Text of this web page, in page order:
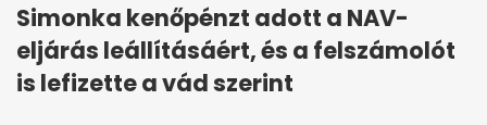
Simonka kenőpénzt adott a NAV-
eljárás leállításáért, és a felszámolót
is lefizette a vád szerint